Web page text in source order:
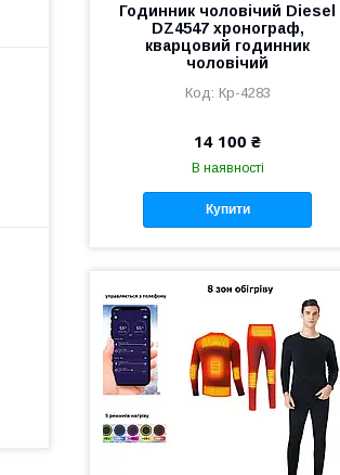
Годинник чоловічий Diesel
DZ4547 хронограф,
кварцовий годинник
чоловічий
Кр-4283
14 100 ₴
В наявності
Купити